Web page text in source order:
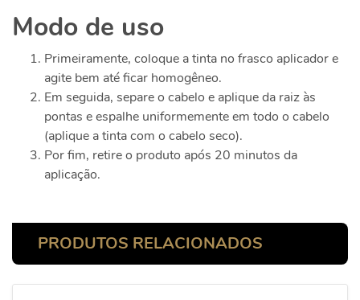
Modo de uso
Primeiramente, coloque a tinta no frasco aplicador e
agite bem até ficar homogêneo.
Em seguida, separe o cabelo e aplique da raiz às
pontas e espalhe uniformemente em todo o cabelo
(aplique a tinta com o cabelo seco).
Por fim, retire o produto após 20 minutos da
aplicação.
PRODUTOS RELACIONADOS